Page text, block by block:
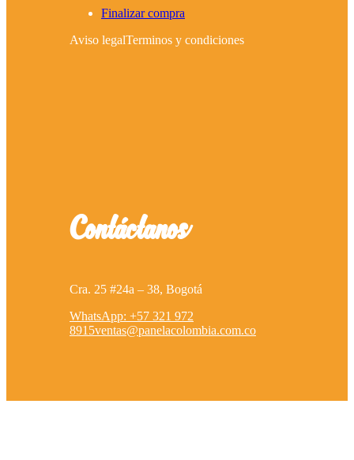
Finalizar compra
Aviso legalTerminos y condiciones
Contáctanos
Cra. 25 #24a – 38, Bogotá
WhatsApp: +57 321 972
8915ventas@panelacolombia.com.co